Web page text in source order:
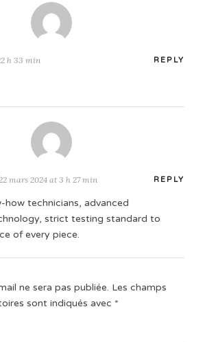
h 33 min REPLY
22 mars 2024 at 3 h 27 min REPLY
how technicians, advanced
strict testing standard to
of every piece.
ne sera pas publiée. Les champs
sont indiqués avec *